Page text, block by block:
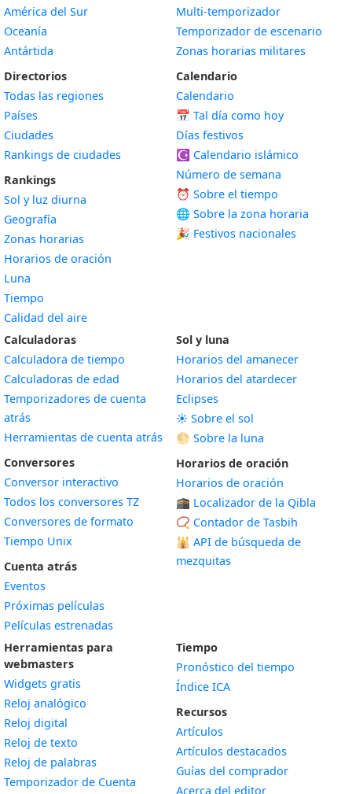
América del Sur
Oceanía
Antártida
Directorios
Todas las regiones
Países
Ciudades
Rankings de ciudades
Rankings
Sol y luz diurna
Geografía
Zonas horarias
Horarios de oración
Luna
Tiempo
Calidad del aire
Multi-temporizador
Temporizador de escenario
Zonas horarias militares
Calendario
Calendario
📅 Tal día como hoy
Días festivos
☪️ Calendario islámico
Número de semana
⏰ Sobre el tiempo
🌐 Sobre la zona horaria
🎉 Festivos nacionales
Calculadoras
Calculadora de tiempo
Calculadoras de edad
Temporizadores de cuenta
atrás
Herramientas de cuenta atrás
Conversores
Conversor interactivo
Todos los conversores TZ
Conversores de formato
Tiempo Unix
Cuenta atrás
Eventos
Próximas películas
Películas estrenadas
Sol y luna
Horarios del amanecer
Horarios del atardecer
Eclipses
☀️ Sobre el sol
🌕 Sobre la luna
Horarios de oración
Horarios de oración
🕋 Localizador de la Qibla
📿 Contador de Tasbih
🕌 API de búsqueda de
mezquitas
Herramientas para
webmasters
Widgets gratis
Reloj analógico
Reloj digital
Reloj de texto
Reloj de palabras
Temporizador de Cuenta
Tiempo
Pronóstico del tiempo
Índice ICA
Recursos
Artículos
Artículos destacados
Guías del comprador
Acerca del editor